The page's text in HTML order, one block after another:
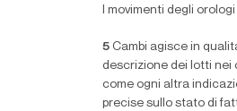
I movimenti degli
5 Cambi agisce in
descrizione dei lotti nei
come ogni altra
precise sullo stato di